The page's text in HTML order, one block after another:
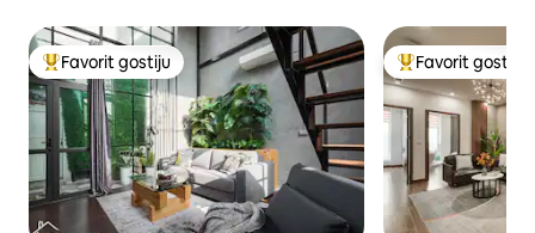
Glavni favorit gostiju
Favorit gostiju Glavni favorit
Favorit gostiju